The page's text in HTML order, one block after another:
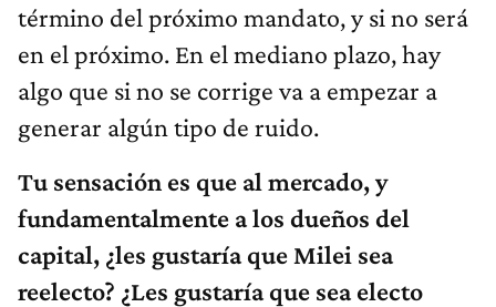
término del próximo mandato, y si no será
en el próximo. En el mediano plazo, hay
algo que si no se corrige va a empezar a
generar algún tipo de ruido.
Tu sensación es que al mercado, y
fundamentalmente a los dueños del
capital, ¿les gustaría que Milei sea
reelecto? ¿Les gustaría que sea electo